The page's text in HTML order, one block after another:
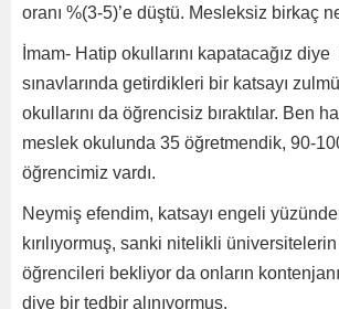
oranı %(3-5)’e düştü. Mesleksiz birkaç
İmam- Hatip okullarını kapatacağız
sınavlarında getirdikleri bir katsayı
okullarını da öğrencisiz bıraktılar. Ben
meslek okulunda 35 öğretmendik, 90-
öğrencimiz vardı.
Neymiş efendim, katsayı engeli
kırılıyormuş, sanki nitelikli
öğrencileri bekliyor da onların
diye bir tedbir alınıyormuş.